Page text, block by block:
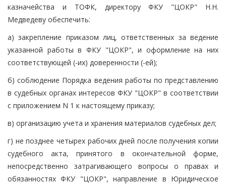
казначейства и ТОФК, директору ФКУ "ЦОКР" Н.Н.
Медведеву обеспечить:
а) закрепление приказом лиц, ответственных за ведение
указанной работы в ФКУ "ЦОКР", и оформление на них
соответствующей (-их) доверенности (-ей);
б) соблюдение Порядка ведения работы по представлению
в судебных органах интересов ФКУ "ЦОКР" в соответствии
с приложением N 1 к настоящему приказу;
в) организацию учета и хранения материалов судебных дел;
г) не позднее четырех рабочих дней после получения копии
судебного акта, принятого в окончательной форме,
непосредственно затрагивающего вопросы о правах и
обязанностях ФКУ "ЦОКР", направление в Юридическое